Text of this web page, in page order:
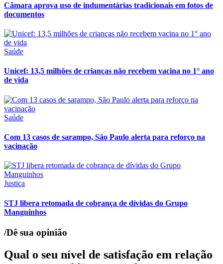
Câmara aprova uso de indumentárias tradicionais em fotos de
documentos
Saúde
Unicef: 13,5 milhões de crianças não recebem vacina no 1° ano
de vida
Saúde
Com 13 casos de sarampo, São Paulo alerta para reforço na
vacinação
Justiça
STJ libera retomada de cobrança de dívidas do Grupo
Manguinhos
/Dê sua opinião
Qual o seu nível de satisfação em relação